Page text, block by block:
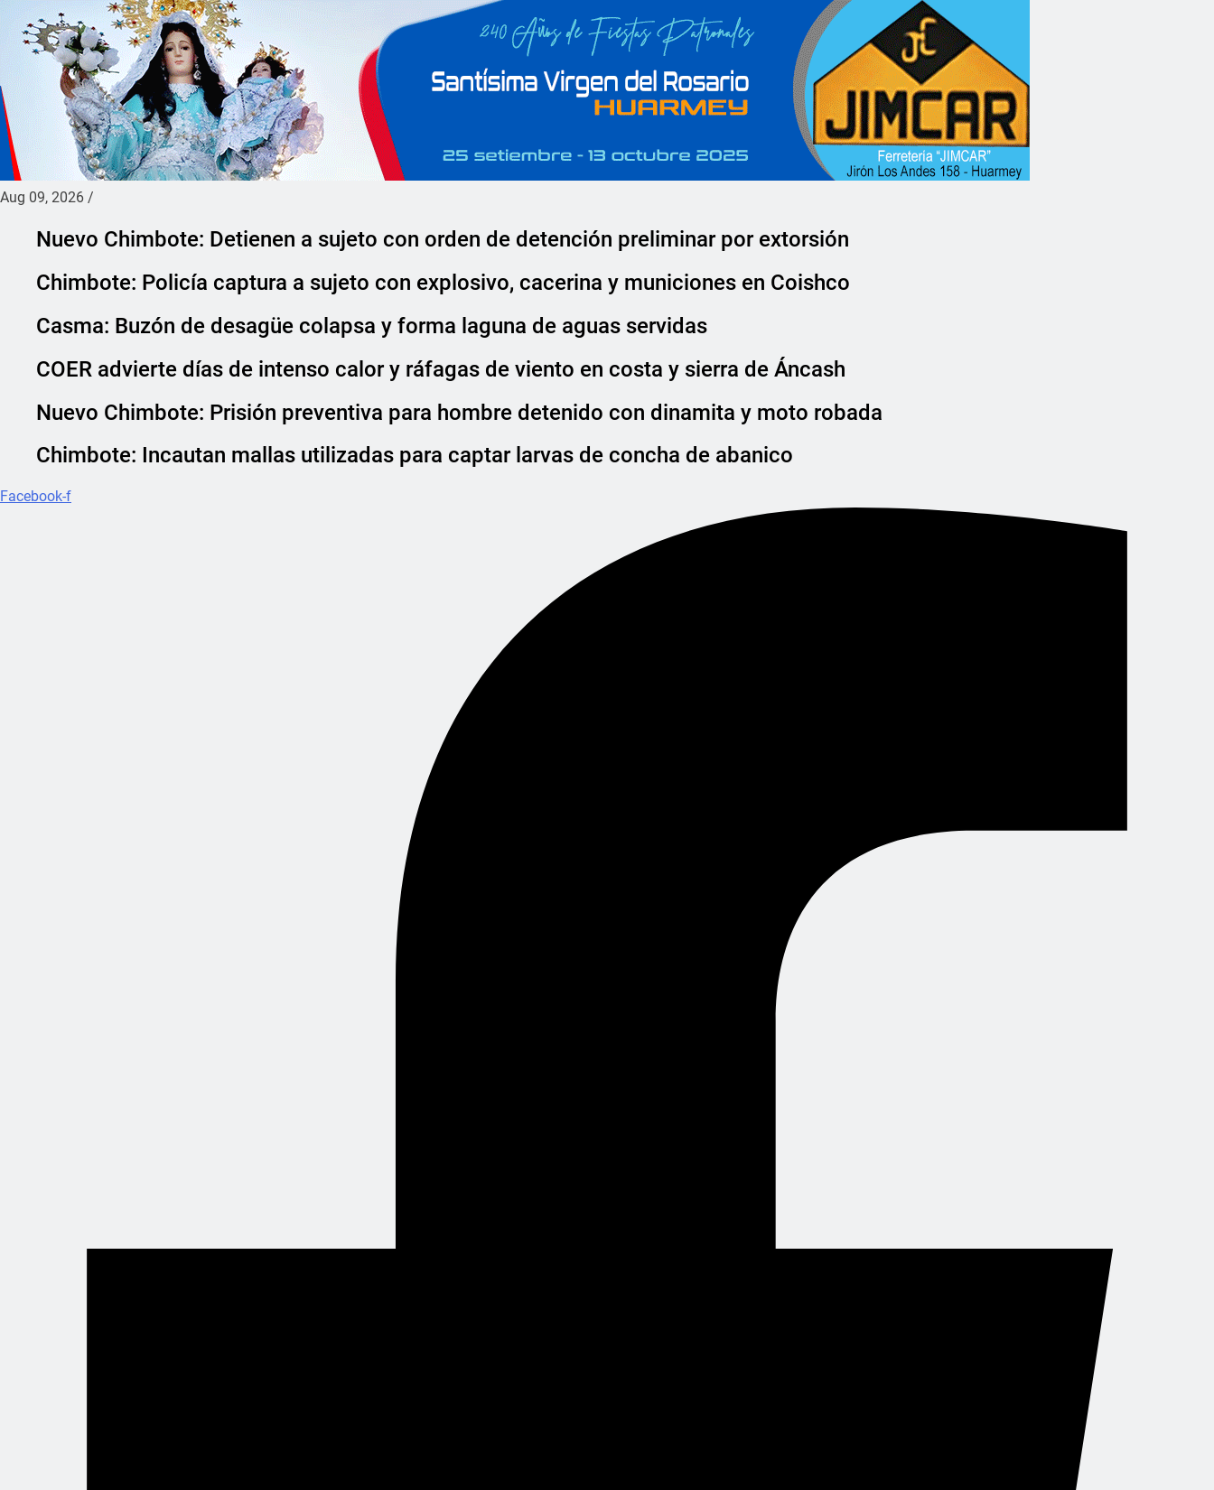
Aug 09, 2026 /
Nuevo Chimbote: Detienen a sujeto con orden de detención preliminar por extorsión
Chimbote: Policía captura a sujeto con explosivo, cacerina y municiones en Coishco
Casma: Buzón de desagüe colapsa y forma laguna de aguas servidas
COER advierte días de intenso calor y ráfagas de viento en costa y sierra de Áncash
Nuevo Chimbote: Prisión preventiva para hombre detenido con dinamita y moto robada
Chimbote: Incautan mallas utilizadas para captar larvas de concha de abanico
Facebook-f